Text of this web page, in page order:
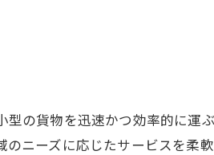
の貨物を迅速かつ効率的に運
ニーズに応じたサービスを柔